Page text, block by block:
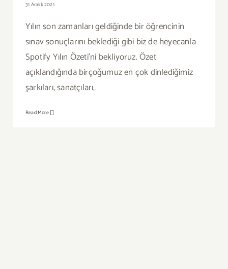
31 Aralık 2021
Yılın son zamanları geldiğinde bir öğrencinin
sınav sonuçlarını beklediği gibi biz de heyecanla
Spotify Yılın Özeti’ni bekliyoruz. Özet
açıklandığında birçoğumuz en çok dinlediğimiz
şarkıları, sanatçıları,
Read More